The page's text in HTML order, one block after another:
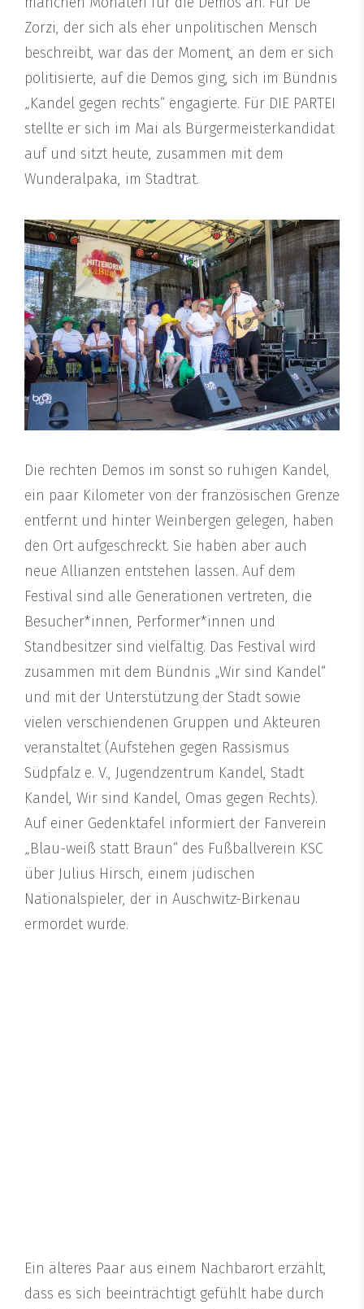
Zorzi, der sich als eher unpolitischen Mensch
beschreibt, war das der Moment, an dem er sich
politisierte, auf die Demos ging, sich im Bündnis
„Kandel gegen rechts“ engagierte. Für DIE PARTEI
stellte er sich im Mai als Bürgermeisterkandidat
auf und sitzt heute, zusammen mit dem
Wunderalpaka, im Stadtrat.
Die rechten Demos im sonst so ruhigen Kandel,
ein paar Kilometer von der französischen Grenze
entfernt und hinter Weinbergen gelegen, haben
den Ort aufgeschreckt. Sie haben aber auch
neue Allianzen entstehen lassen. Auf dem
Festival sind alle Generationen vertreten, die
Besucher*innen, Performer*innen und
Standbesitzer sind vielfältig. Das Festival wird
zusammen mit dem Bündnis „Wir sind Kandel“
und mit der Unterstützung der Stadt sowie
vielen verschiendenen Gruppen und Akteuren
veranstaltet (Aufstehen gegen Rassismus
Südpfalz e. V., Jugendzentrum Kandel, Stadt
Kandel, Wir sind Kandel, Omas gegen Rechts).
Auf einer Gedenktafel informiert der Fanverein
„Blau-weiß statt Braun“ des Fußballverein KSC
über Julius Hirsch, einem jüdischen
Nationalspieler, der in Auschwitz-Birkenau
ermordet wurde.
Ein älteres Paar aus einem Nachbarort erzählt,
dass es sich beeinträchtigt gefühlt habe durch